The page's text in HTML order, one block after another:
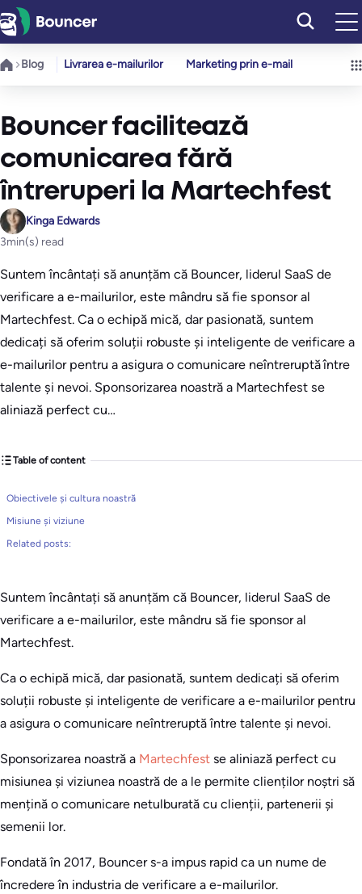
Sari
la
conținut
Blog Livrarea e-mailurilor Marketing prin e-mail
Bouncer facilitează
comunicarea fără
întreruperi la Martechfest
Kinga Edwards
3min(s) read
Suntem încântați să anunțăm că Bouncer, liderul SaaS de
verificare a e-mailurilor, este mândru să fie sponsor al
Martechfest. Ca o echipă mică, dar pasionată, suntem
dedicați să oferim soluții robuste și inteligente de verificare a
e-mailurilor pentru a asigura o comunicare neîntreruptă între
talente și nevoi. Sponsorizarea noastră a Martechfest se
aliniază perfect cu…
Table of content
Obiectivele și cultura noastră
Misiune și viziune
Related posts:
Suntem încântați să anunțăm că Bouncer, liderul SaaS de
verificare a e-mailurilor, este mândru să fie sponsor al
Martechfest.
Ca o echipă mică, dar pasionată, suntem dedicați să oferim
soluții robuste și inteligente de verificare a e-mailurilor pentru
a asigura o comunicare neîntreruptă între talente și nevoi.
Sponsorizarea noastră a Martechfest se aliniază perfect cu
misiunea și viziunea noastră de a le permite clienților noștri să
mențină o comunicare netulburată cu clienții, partenerii și
semenii lor.
Fondată în 2017, Bouncer s-a impus rapid ca un nume de
încredere în industria de verificare a e-mailurilor.